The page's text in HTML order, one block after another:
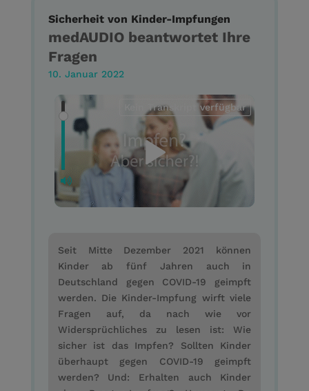
Sicherheit von Kinder-Impfungen
medAUDIO beantwortet Ihre
Fragen
10. Januar 2022
Kein Transkript verfügbar
Seit Mitte Dezember 2021 können
Kinder ab fünf Jahren auch in
Deutschland gegen COVID-19 geimpft
werden. Die Kinder-Impfung wirft viele
Fragen auf, da nach wie vor
Widersprüchliches zu lesen ist: Wie
sicher ist das Impfen? Sollten Kinder
überhaupt gegen COVID-19 geimpft
werden? Und: Erhalten auch Kinder